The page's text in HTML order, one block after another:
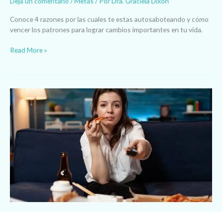
Conoce 4 razones por las cuales te estas autosaboteando y cómo
vencer los patrones para lograr cambios importantes en tu vida.
Read More »
Autosabotaje:
¿Cómo
se
manifiesta
y
qué
hacer
Diferente?